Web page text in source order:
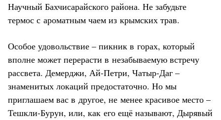
Научный Бахчисарайского района. Не забудьте
термос с ароматным чаем из крымских трав.
Особое удовольствие – пикник в горах, который
вполне может перерасти в незабываемую встречу
рассвета. Демерджи, Ай-Петри, Чатыр-Даг –
знаменитых локаций предостаточно. Но мы
приглашаем вас в другое, не менее красивое место –
Тешкли-Бурун, или, как его ещё называют, Дырявый